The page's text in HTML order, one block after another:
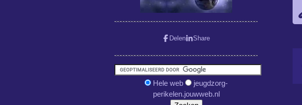
Delen Share
Hele web
jeugdzorg-
perikelen.jouwweb.nl